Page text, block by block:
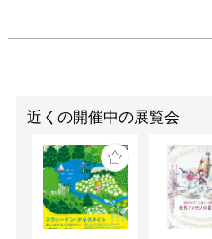
近くの開催中の展覧会